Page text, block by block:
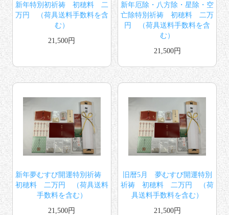
新年特別初祈祷 初穂料 二
万円 （荷具送料手数料を含
む）
21,500円
新年厄除・八方除・星除・空
亡除特別祈祷 初穂料 二万
円 （荷具送料手数料を含
む）
21,500円
新年夢むすび開運特別祈祷
初穂料 二万円 （荷具送料
手数料を含む）
21,500円
旧暦5月 夢むすび開運特別
祈祷 初穂料 二万円 （荷
具送料手数料を含む）
21,500円